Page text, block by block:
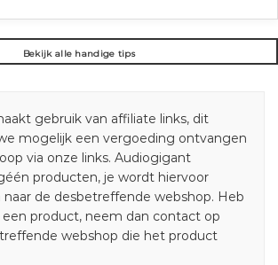
Bekijk alle handige tips
gebruik van affiliate links, dit
mogelijk een vergoeding ontvangen
via onze links. Audiogigant
producten, je wordt hiervoor
de desbetreffende webshop. Heb
een product, neem dan contact op
webshop die het product